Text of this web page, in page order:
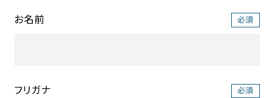
プライバシーポリシー
お名前
フリガナ